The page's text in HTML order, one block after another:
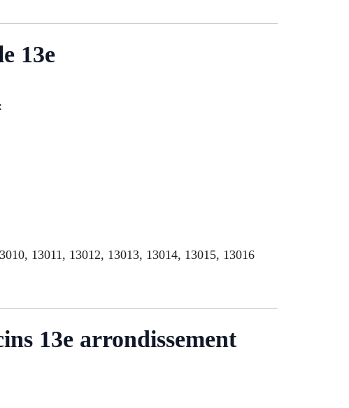
13e
13011, 13012, 13013, 13014, 13015, 13016
13e arrondissement